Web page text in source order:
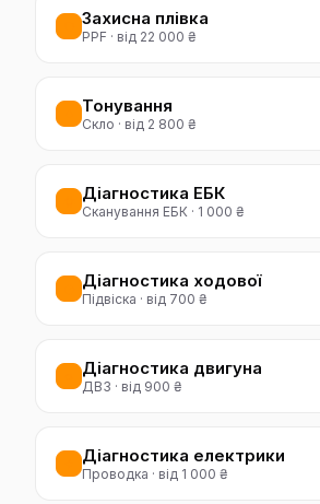
Захисна плівка
PPF · від 22 000 ₴
Тонування
Скло · від 2 800 ₴
Діагностика ЕБК
Сканування ЕБК · 1 000 ₴
Діагностика ходової
Підвіска · від 700 ₴
Діагностика двигуна
ДВЗ · від 900 ₴
Діагностика електрики
Проводка · від 1 000 ₴